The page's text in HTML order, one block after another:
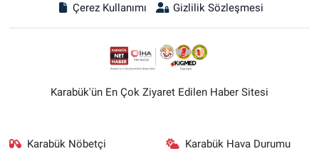
Çerez Kullanımı
Gizlilik Sözleşmesi
Karabük'ün En Çok Ziyaret Edilen Haber Sitesi
Karabük Nöbetçi
Karabük Hava Durumu